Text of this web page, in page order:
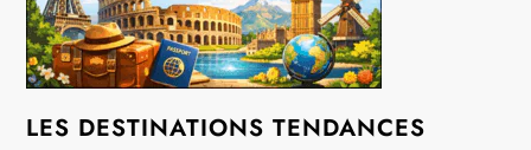
l
’
a
LES DESTINATIONS TENDANCES